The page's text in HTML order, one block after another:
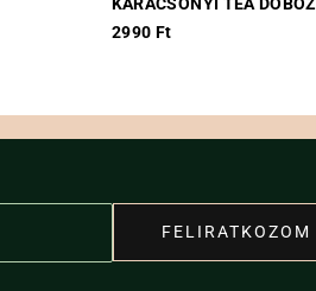
2990 Ft
FELIRATKOZOM